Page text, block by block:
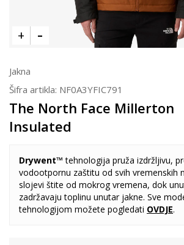
Jakna
Šifra artikla: NF0A3YFIC791
The North Face Millerton
Insulated
Drywent™ tehnologija pruža izdržljivu,
vodootpornu zaštitu od svih vremenskih
slojevi štite od mokrog vremena, dok
zadržavaju toplinu unutar jakne. Sve
tehnologijom možete pogledati OVDJE.